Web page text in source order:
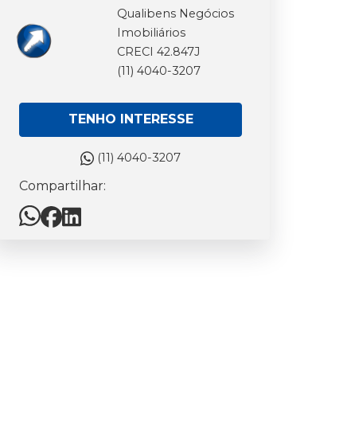
Qualibens Negócios
Imobiliários
CRECI 42.847J
(11) 4040-3207
TENHO INTERESSE
(11) 4040-3207
Compartilhar: